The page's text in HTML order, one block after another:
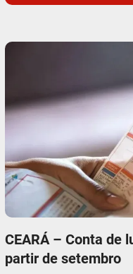
CEARÁ – Conta de
partir de setembro